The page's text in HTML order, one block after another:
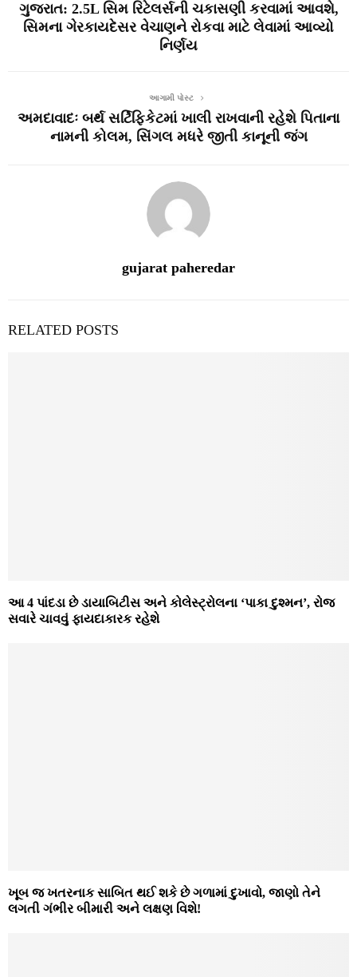
ગુજરાત: 2.5L સિમ રિટેલર્સની ચકાસણી કરવામાં આવશે,
સિમના ગેરકાયદેસર વેચાણને રોકવા માટે લેવામાં આવ્યો
નિર્ણય
આગામી પોસ્ટ
અમદાવાદઃ બર્થ સર્ટિફિકેટમાં ખાલી રાખવાની રહેશે પિતાના
નામની કોલમ, સિંગલ મધરે જીતી કાનૂની જંગ
gujarat paheredar
RELATED POSTS
આ 4 પાંદડા છે ડાયાબિટીસ અને કોલેસ્ટ્રોલના ‘પાકા દુશ્મન’, રોજ
સવારે ચાવવું ફાયદાકારક રહેશે
ખૂબ જ ખતરનાક સાબિત થઈ શકે છે ગળામાં દુખાવો, જાણો તેને
લગતી ગંભીર બીમારી અને લક્ષણ વિશે!